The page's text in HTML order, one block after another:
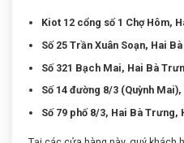
Kiot 12 cổng số 1 Chợ Hôm,
Số 25 Trần Xuân Soạn, Hai
Số 321 Bạch Mai, Hai Bà
Số 14 đường 8/3 (Quỳnh
Số 79 phố 8/3, Hai Bà Trưng,